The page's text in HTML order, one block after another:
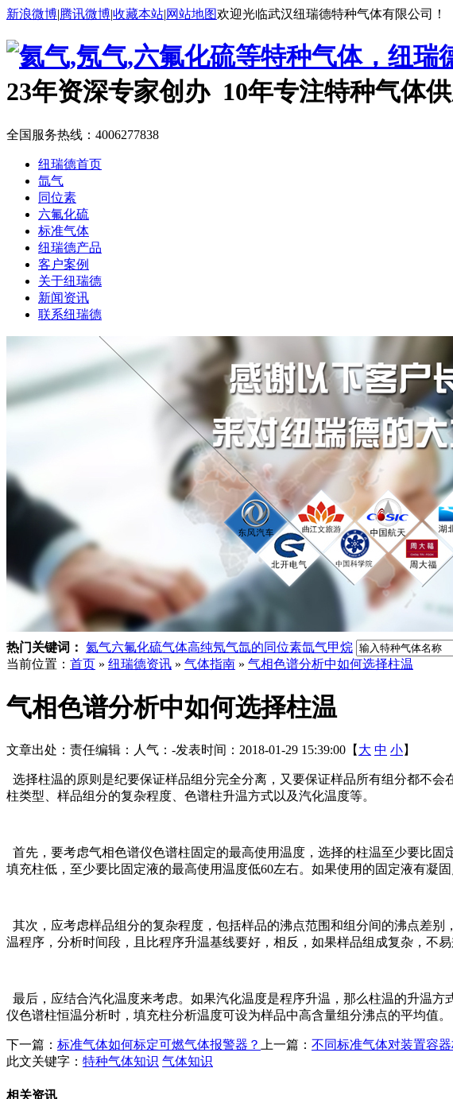
新浪微博|腾讯微博|收藏本站|网站地图欢迎光临武汉纽瑞德特种气体有限公司！
23年资深专家创办 10年专注特种气体
全国服务热线： 4006277838
纽瑞德首页
氙气
同位素
六氟化硫
标准气体
纽瑞德产品
客户案例
关于纽瑞德
新闻资讯
联系纽瑞德
热门关键词： 氦气六氟化硫气体高纯氖气氙的同位素氙气甲烷
当前位置： 首页 » 纽瑞德资讯 » 气体指南 » 气相色谱分析中如何选择柱温
气相色谱分析中如何选择柱温
文章出处： 责任编辑： 人气： -发表时间：2018-01-29 15:39:00【 大 中 小】
选择柱温的原则是纪要保证样品组分完全分离，又要保证样品所有组分都不
柱类型、样品组分的复杂程度、色谱柱升温方式以及汽化温度等。
首先，要考虑气相色谱仪色谱柱固定的最高使用温度，选择的柱温至少要比
填充柱低，至少要比固定液的最高使用温度低60左右。如果使用的固定液有凝固
其次，应考虑样品组分的复杂程度，包括样品的沸点范围和组分间的沸点差
温程序，分析时间段，且比程序升温基线要好，相反，如果样品组成复杂，不
最后，应结合汽化温度来考虑。如果汽化温度是程序升温，那么柱温的升温
仪色谱柱恒温分析时，填充柱分析温度可设为样品中高含量组分沸点的平均值。
下一篇： 标准气体如何标定可燃气体报警器？ 上一篇： 不同标准气体对装置容
此文关键字： 特种气体知识 气体知识
相关资讯